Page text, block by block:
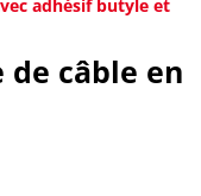
adhésif butyle et
de câble en